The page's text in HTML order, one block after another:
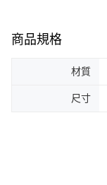
商品規格
材質
尺寸